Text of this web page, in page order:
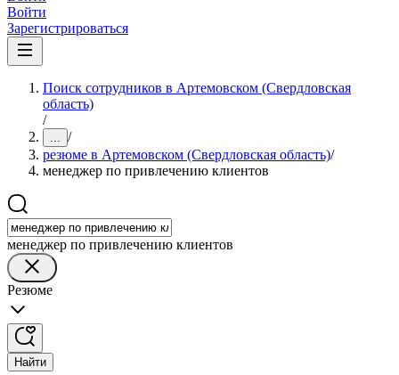
Войти
Зарегистрироваться
Поиск сотрудников в Артемовском (Свердловская
область)
/
... /
резюме в Артемовском (Свердловская область)/
менеджер по привлечению клиентов
менеджер по привлечению клиентов
Резюме
Найти